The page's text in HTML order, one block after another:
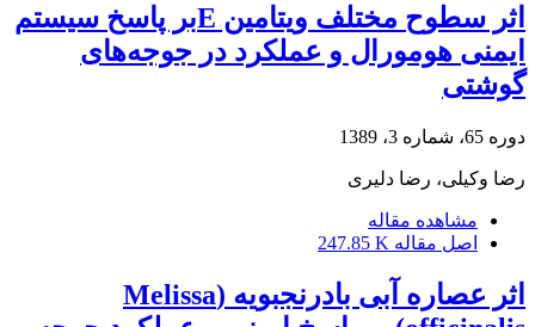
اثر سطوح مختلف ویتامین Eبر پاسخ سیستم
ایمنی هومورال و عملکرد در جوجه‌های
گوشتی
دوره 65، شماره 3، 1389
رضا وکیلی، رضا دلیری
مشاهده مقاله
اصل مقاله 247.85 K
اثر عصاره آبی بادرنجبویه (Melissa